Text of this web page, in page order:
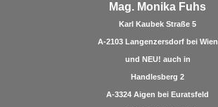
Mag. Monika Fuhs
Karl Kaubek Straße 5
A-2103 Langenzersdorf bei Wien
und NEU! auch in
Handlesberg 2
A-3324 Aigen bei Euratsfeld